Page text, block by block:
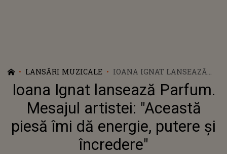
LANSĂRI MUZICALE
IOANA IGNAT LANSEAZĂ
PARFUM. MESAJUL
ARTISTEI: "ACEASTĂ PIESĂ
ÎMI DĂ ENERGIE, PUTERE ȘI
ÎNCREDERE"
Ioana Ignat lansează Parfum.
Mesajul artistei: "Această
piesă îmi dă energie, putere și
încredere"